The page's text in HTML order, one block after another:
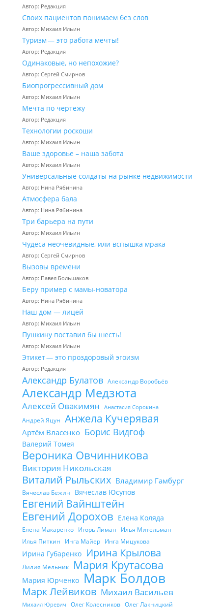
Автор: Редакция
Своих пациентов понимаем без слов
Автор: Михаил Ильин
Туризм — это работа мечты!
Автор: Редакция
Одинаковые, но непохожие?
Автор: Сергей Смирнов
Биопрогрессивный дом
Автор: Михаил Ильин
Мечта по чертежу
Автор: Редакция
Технологии роскоши
Автор: Михаил Ильин
Ваше здоровье – наша забота
Автор: Михаил Ильин
Универсальные солдаты на рынке недвижимости
Автор: Нина Рябинина
Атмосфера бала
Автор: Нина Рябинина
Три барьера на пути
Автор: Михаил Ильин
Чудеса неочевидные, или вспышка мрака
Автор: Сергей Смирнов
Вызовы времени
Автор: Павел Большаков
Беру пример с мамы-новатора
Автор: Нина Рябинина
Наш дом — лицей
Автор: Михаил Ильин
Пушкину поставил бы шесть!
Автор: Михаил Ильин
Этикет — это проздоровый эгоизм
Автор: Редакция
Александр Булатов Александр Воробьёв
Александр Медзюта
Алексей Овакимян Анастасия Сорокина
Андрей Яцун Анжела Кучерявая
Артём Власенко Борис Видгоф
Валерий Томея
Вероника Овчинникова
Виктория Никольская
Виталий Рыльских Владимир Гамбург
Вячеслав Бежин Вячеслав Юсупов
Евгений Вайнштейн
Евгений Дорохов Елена Коляда
Елена Макаренко Игорь Лиман
Илья Мительман
Илья Питкин
Инга Майер Инга Мицукова
Ирина Губаренко Ирина Крылова
Лилия Мельник Мария Крутасова
Мария Юрченко Марк Болдов
Марк Лейвиков Михаил Васильев
Михаил Юревич Олег Колесников Олег Лакницкий